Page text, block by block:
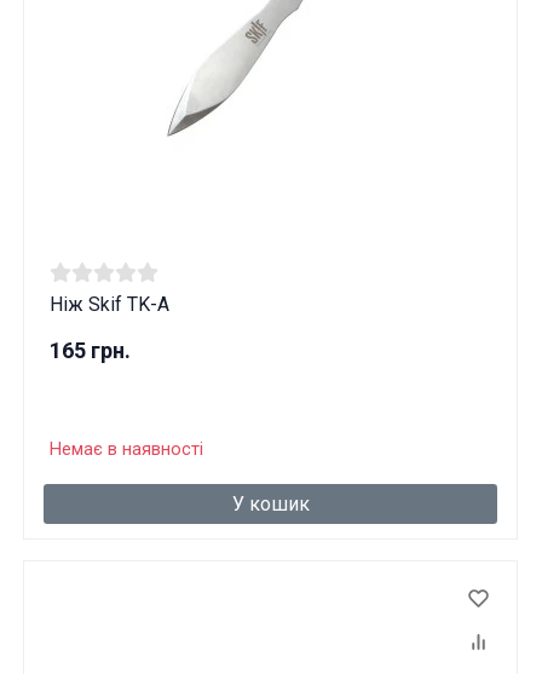
Ніж Skif TK-A
165 грн.
Немає в наявності
У кошик